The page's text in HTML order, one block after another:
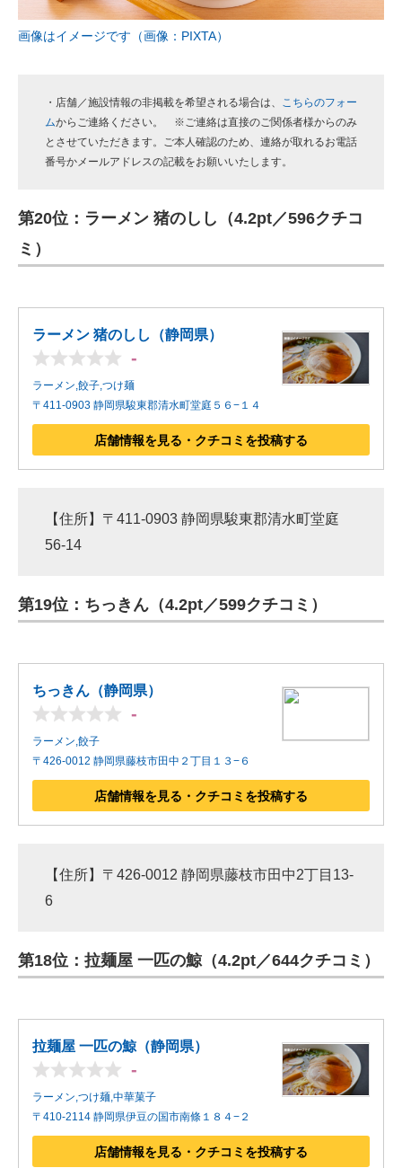
画像はイメージです（画像：PIXTA）
・店舗／施設情報の非掲載を希望される場合は、 こちらのフォー
ムからご連絡ください。 ※ご連絡は直接のご関係者様からのみ
とさせていただきます。ご本人確認のため、連絡が取れるお電話
番号かメールアドレスの記載をお願いいたします。
第20位：ラーメン 猪のしし（4.2pt／596クチコ
ミ）
ラーメン 猪のしし（静岡県）
-
ラーメン,餃子,つけ麺
〒411-0903 静岡県駿東郡清水町堂庭５６−１４
店舗情報を見る・クチコミを投稿する
【住所】〒411-0903 静岡県駿東郡清水町堂庭
56-14
第19位：ちっきん（4.2pt／599クチコミ）
ちっきん（静岡県）
-
ラーメン,餃子
〒426-0012 静岡県藤枝市田中２丁目１３−６
店舗情報を見る・クチコミを投稿する
【住所】〒426-0012 静岡県藤枝市田中2丁目13-
6
第18位：拉麺屋 一匹の鯨（4.2pt／644クチコミ）
拉麺屋 一匹の鯨（静岡県）
-
ラーメン,つけ麺,中華菓子
〒410-2114 静岡県伊豆の国市南條１８４−２
店舗情報を見る・クチコミを投稿する